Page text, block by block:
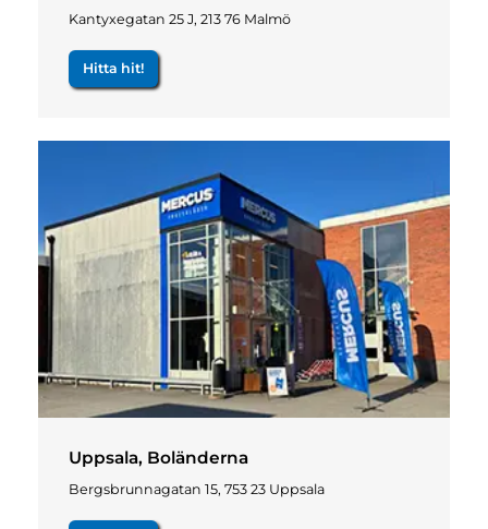
Kantyxegatan 25 J, 213 76 Malmö
Hitta hit!
Uppsala, Boländerna
Bergsbrunnagatan 15, 753 23 Uppsala